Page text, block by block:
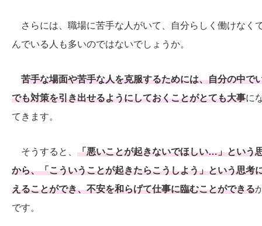
さらには、職場に苦手な人がいて、自分らしく働けなく
んでいる人も多いのではないでしょうか。
苦手な場面や苦手な人を克服するためには、自分の中で
でも対策を引き出せるようにしておくことがとても大事に
てきます。
そうすると、 「悪いことが起きないでほしい…」という
から、「こういうことが起きたらこうしよう」という思考
えることができ、不安を和らげて仕事に臨むことができる
です。